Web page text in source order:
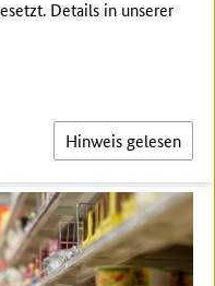
Details in unserer
Hinweis gelesen